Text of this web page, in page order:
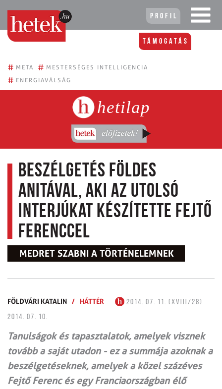
Profil
Támogatás
# META # MESTERSÉGES INTELLIGENCIA
# ENERGIAVÁLSÁG
hetilap
Beszélgetés Földes
Anitával, aki az utolsó
interjúkat készítette Fejtő
Ferenccel
MEDRET SZABNI A TÖRTÉNELEMNEK
FÖLDVÁRI KATALIN / HÁTTÉR
2014. 07. 11. (XVIII/28)
2014. 07. 10.
Tanulságok és tapasztalatok, amelyek visznek
tovább a saját utadon - ez a summája azoknak a
beszélgetéseknek, amelyek a közel százéves
Fejtő Ferenc és egy Franciaországban élő